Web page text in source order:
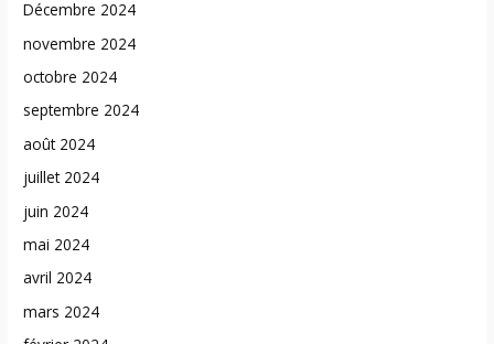
Décembre 2024
novembre 2024
octobre 2024
septembre 2024
août 2024
juillet 2024
juin 2024
mai 2024
avril 2024
mars 2024